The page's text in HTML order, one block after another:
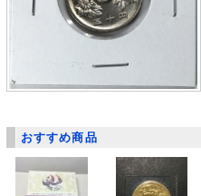
おすすめ商品